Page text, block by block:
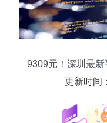
9309元！深圳最
更新时间